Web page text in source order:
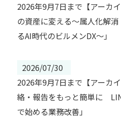
2026年9月7日まで【アーカ
の資産に変える～属人化解
るAI時代のビルメンDX～」
2026/07/30
2026年9月7日まで【アーカ
絡・報告をもっと簡単に
で始める業務改善」